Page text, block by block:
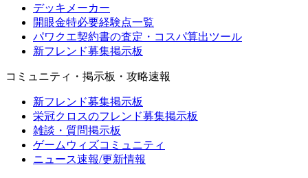
デッキメーカー
開眼金特必要経験点一覧
パワクエ契約書の査定・コスパ算出ツール
新フレンド募集掲示板
コミュニティ・掲示板・攻略速報
新フレンド募集掲示板
栄冠クロスのフレンド募集掲示板
雑談・質問掲示板
ゲームウィズコミュニティ
ニュース速報/更新情報